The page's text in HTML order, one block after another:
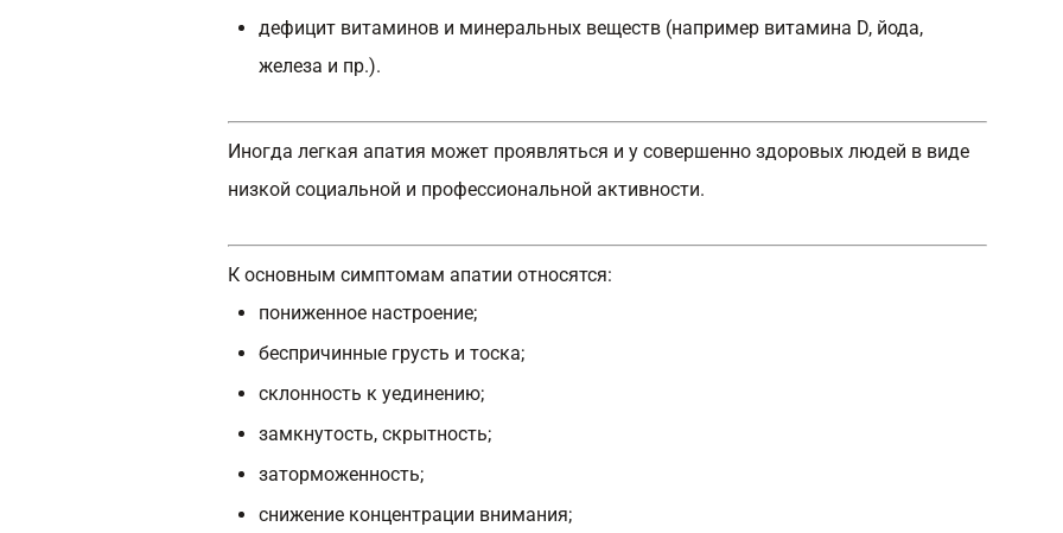
дефицит витаминов и минеральных веществ (например витамина D, йода,
железа и пр.).
Иногда легкая апатия может проявляться и у совершенно здоровых людей в виде
низкой социальной и профессиональной активности.
К основным симптомам апатии относятся:
пониженное настроение;
беспричинные грусть и тоска;
склонность к уединению;
замкнутость, скрытность;
заторможенность;
снижение концентрации внимания;